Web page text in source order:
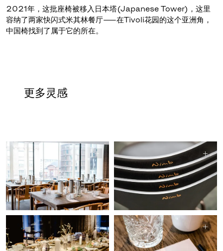
2021年，这批座椅被移入日本塔(Japanese Tower)，这里
容纳了两家快闪式米其林餐厅——在Tivoli花园的这个亚洲角，
中国椅找到了属于它的所在。
更多灵感